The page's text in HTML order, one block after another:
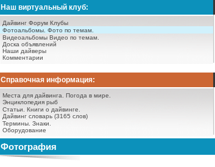
Наш виртуальный клуб:
Дайвинг Форум Клубы
Фотоальбомы. Фото по темам.
Видеоальбомы Видео по темам.
Доска объявлений
Наши дайверы
Комментарии
Справочная информация:
Места для дайвинга.
Погода в мире.
Энциклопедия рыб
Статьи.
Книги о дайвинге.
Дайвинг словарь (3165 слов)
Термины. Знаки.
Оборудование
Фотография